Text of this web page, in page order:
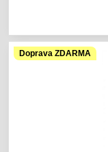
Doprava ZDARMA